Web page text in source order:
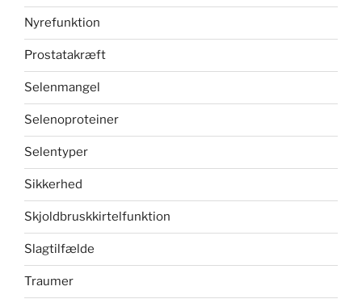
Nyrefunktion
Prostatakræft
Selenmangel
Selenoproteiner
Selentyper
Sikkerhed
Skjoldbruskkirtelfunktion
Slagtilfælde
Traumer